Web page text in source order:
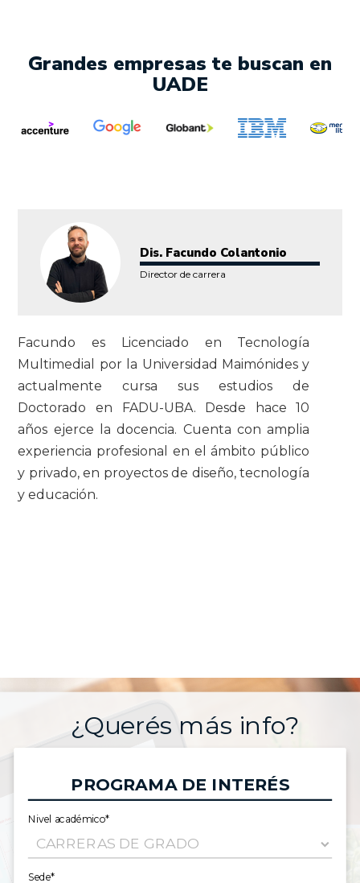
Grandes empresas te buscan en
UADE
Dis. Facundo Colantonio
Director de carrera
Facundo es Licenciado en Tecnología
Multimedial por la Universidad Maimónides y
actualmente cursa sus estudios de
Doctorado en FADU-UBA. Desde hace 10
años ejerce la docencia. Cuenta con amplia
experiencia profesional en el ámbito público
y privado, en proyectos de diseño, tecnología
y educación.
¿Querés más info?
PROGRAMA DE INTERÉS
Nivel académico*
Sede*